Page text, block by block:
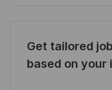
Get tailored
based on your